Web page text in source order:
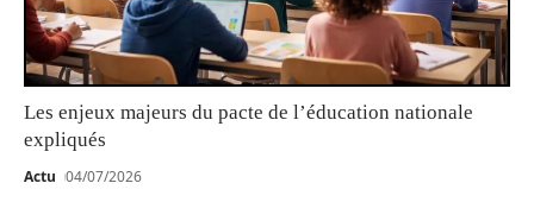
Les enjeux majeurs du pacte de l’éducation nationale
expliqués
Actu 04/07/2026